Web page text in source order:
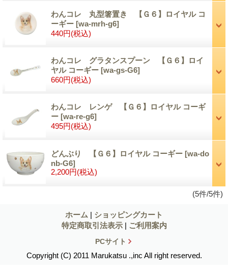
わんコレ 丸型箸置き 【Ｇ６】ロイヤル コ
ーギー [wa-mrh-g6]
440円(税込)
わんコレ グラタンスプーン 【Ｇ６】ロイ
ヤル コーギー [wa-gs-G6]
660円(税込)
わんコレ レンゲ 【Ｇ６】ロイヤル コーギ
ー [wa-re-g6]
495円(税込)
どんぶり 【Ｇ６】ロイヤル コーギー [wa-do
nb-G6]
2,200円(税込)
(5件/5件)
ホーム | ショッピングカート
特定商取引法表示 | ご利用案内
PCサイト
Copyright (C) 2011 Marukatsu .,inc All right reserved.